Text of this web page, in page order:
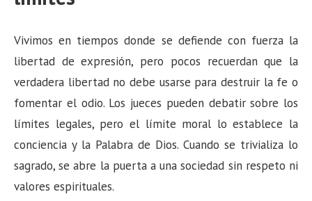
Vivimos en tiempos donde se defiende con fuerza la
libertad de expresión, pero pocos recuerdan que la
verdadera libertad no debe usarse para destruir la fe o
fomentar el odio. Los jueces pueden debatir sobre los
límites legales, pero el límite moral lo establece la
conciencia y la Palabra de Dios. Cuando se trivializa lo
sagrado, se abre la puerta a una sociedad sin respeto ni
valores espirituales.